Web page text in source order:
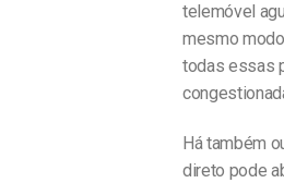
telemóvel
mesmo
todas essas
Há também
direto pode